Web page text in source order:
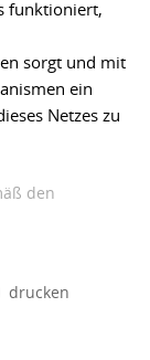
funktioniert,
sorgt und mit
ein
Netzes zu
den
drucken